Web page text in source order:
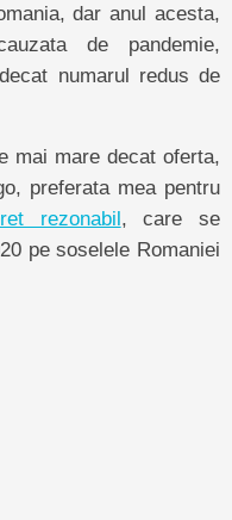
dar anul acesta,
de pandemie,
numarul redus de
mai mare decat oferta,
preferata mea pentru
rezonabil, care se
pe soselele Romaniei